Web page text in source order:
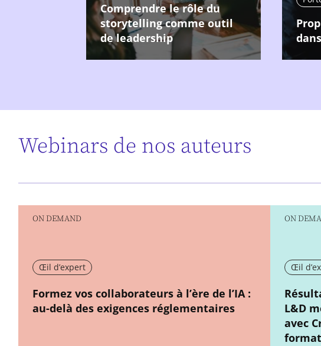
Comprendre le rôle du
storytelling comme outil
de leadership
Webinars de nos auteurs
ON DEMAND
Œil d’expert
New window
Formez vos collaborateurs à l’ère de l’IA :
au-delà des exigences réglementaires
ON
Œil
New
L&D
avec